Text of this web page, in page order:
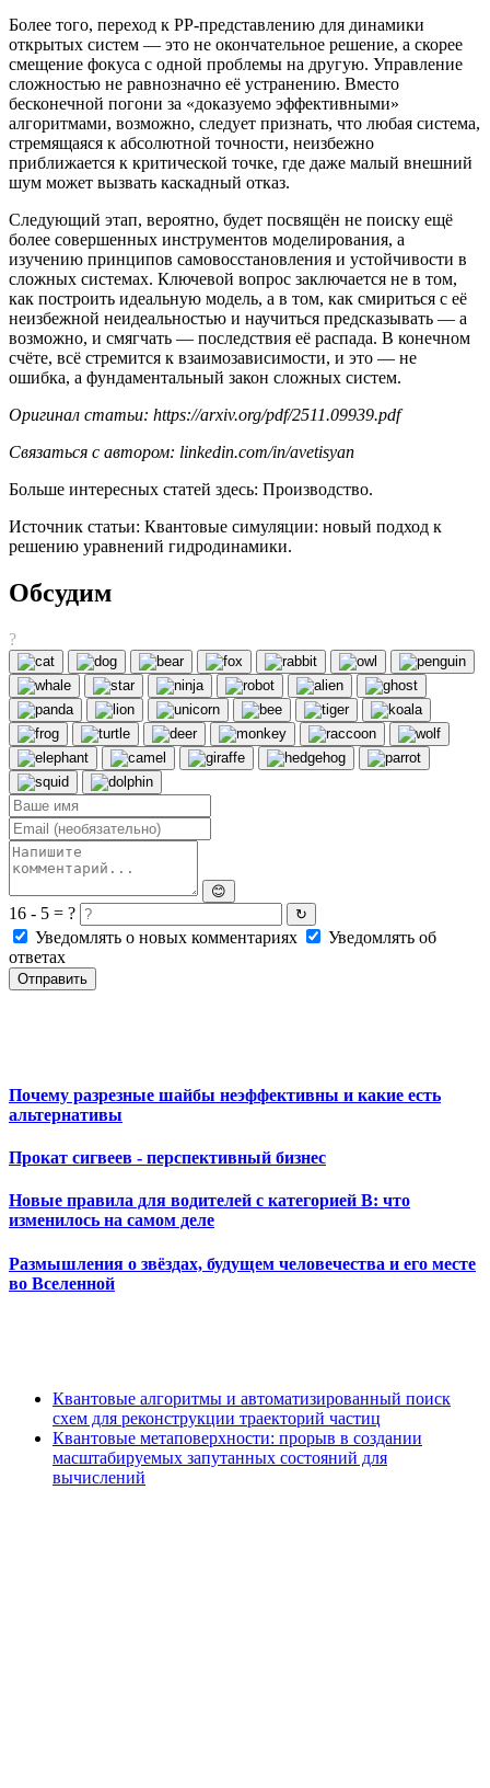
Более того, переход к PP-представлению для динамики
открытых систем — это не окончательное решение, а скорее
смещение фокуса с одной проблемы на другую. Управление
сложностью не равнозначно её устранению. Вместо
бесконечной погони за «доказуемо эффективными»
алгоритмами, возможно, следует признать, что любая система,
стремящаяся к абсолютной точности, неизбежно
приближается к критической точке, где даже малый внешний
шум может вызвать каскадный отказ.
Следующий этап, вероятно, будет посвящён не поиску ещё
более совершенных инструментов моделирования, а
изучению принципов самовосстановления и устойчивости в
сложных системах. Ключевой вопрос заключается не в том,
как построить идеальную модель, а в том, как смириться с её
неизбежной неидеальностью и научиться предсказывать — а
возможно, и смягчать — последствия её распада. В конечном
счёте, всё стремится к взаимозависимости, и это — не
ошибка, а фундаментальный закон сложных систем.
Оригинал статьи: https://arxiv.org/pdf/2511.09939.pdf
Связаться с автором: linkedin.com/in/avetisyan
Больше интересных статей здесь: Производство.
Источник статьи: Квантовые симуляции: новый подход к
решению уравнений гидродинамики.
Обсудим
?
😊
16 - 5 = ? ↻
Уведомлять о новых комментариях
Уведомлять об
ответах
Отправить
Почему разрезные шайбы неэффективны и какие есть
альтернативы
Прокат сигвеев - перспективный бизнес
Новые правила для водителей с категорией B: что
изменилось на самом деле
Размышления о звёздах, будущем человечества и его месте
во Вселенной
Квантовые алгоритмы и автоматизированный поиск
схем для реконструкции траекторий частиц
Квантовые метаповерхности: прорыв в создании
масштабируемых запутанных состояний для
вычислений